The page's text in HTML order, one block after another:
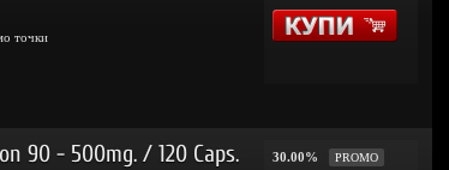
точки
90 - 500mg. / 120 Caps. 30.00% PROMO